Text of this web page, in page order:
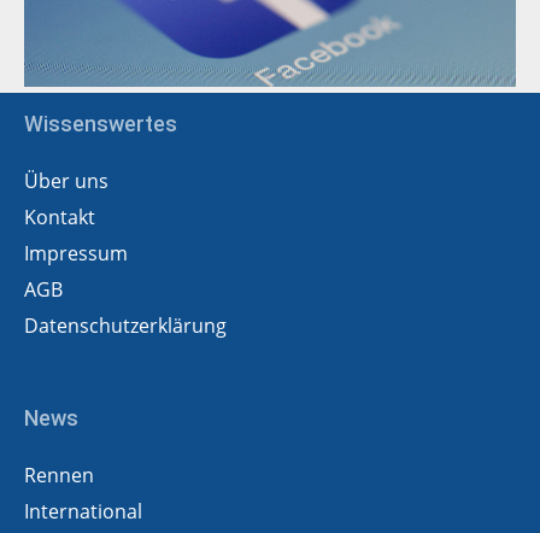
Wissenswertes
Über uns
Kontakt
Impressum
AGB
Datenschutzerklärung
News
Rennen
International